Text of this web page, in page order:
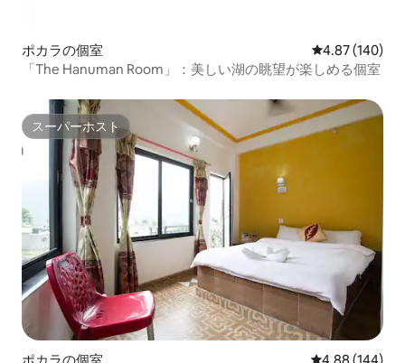
ポカラの個室 レビュー140
4.87 (140)
「The Hanuman Room」：美しい湖の眺望が楽しめる個室
スーパーホスト
スーパーホスト